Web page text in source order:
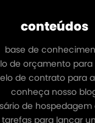
conteúdos
base de
de orçamento para
de contrato para
conheça nosso
de hospedagem
tarefas para lançar